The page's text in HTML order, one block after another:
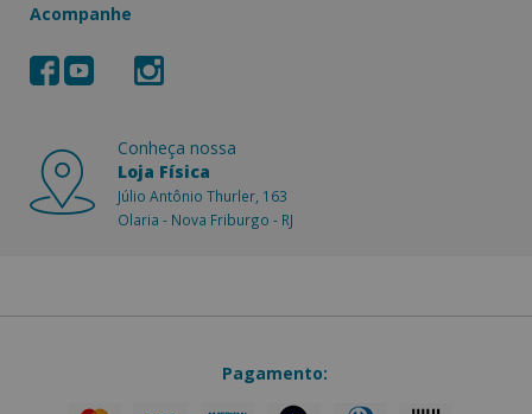
Acompanhe
Conheça nossa
Loja Física
Júlio Antônio Thurler, 163
Olaria - Nova Friburgo - RJ
Pagamento: